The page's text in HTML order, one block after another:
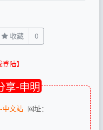
收藏 0
陆】
享-申明
中文站网址：